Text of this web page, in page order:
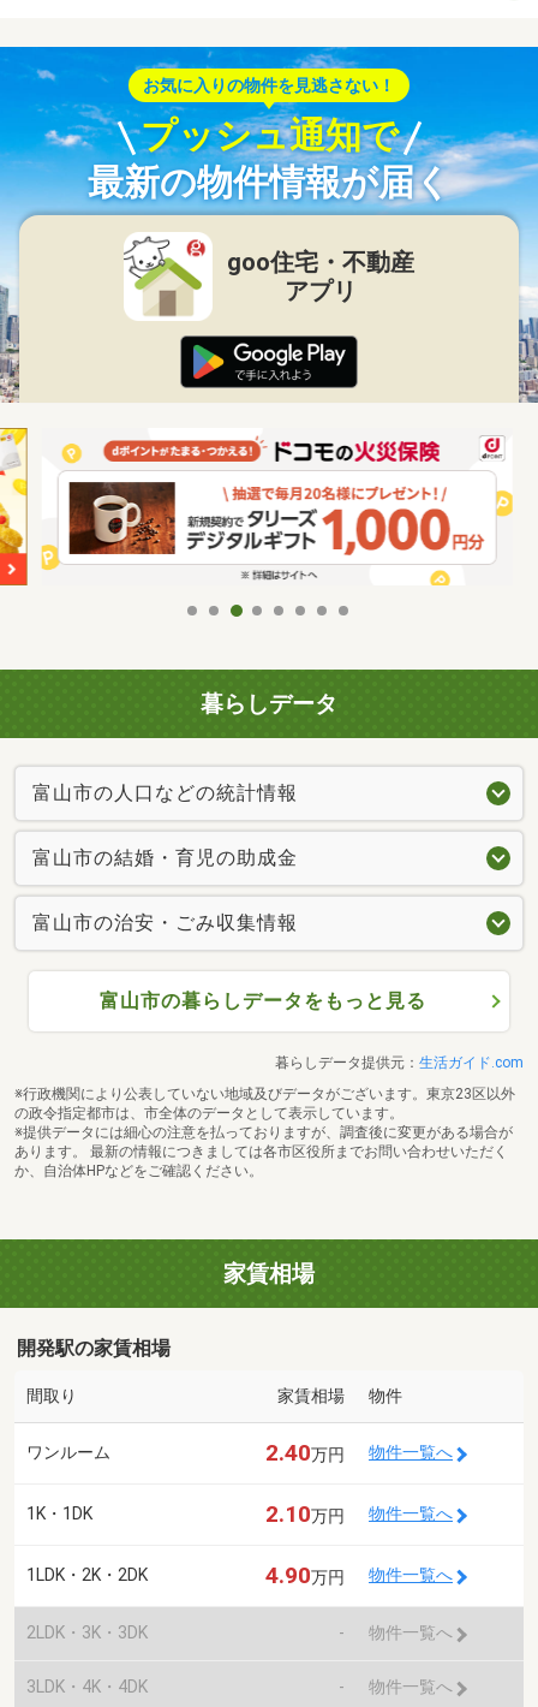
お気に入りの物件を見逃さない！
プッシュ通知で
最新の物件情報が届く
goo住宅・不動産
アプリ
暮らしデータ
富山市の人口などの統計情報
富山市の結婚・育児の助成金
富山市の治安・ごみ収集情報
富山市の暮らしデータをもっと見る
暮らしデータ提供元： 生活ガイド.com
※行政機関により公表していない地域及びデータがございます。東京23区以外
の政令指定都市は、市全体のデータとして表示しています。
※提供データには細心の注意を払っておりますが、調査後に変更がある場合が
あります。 最新の情報につきましては各市区役所までお問い合わせいただく
か、自治体HPなどをご確認ください。
家賃相場
開発駅の家賃相場
間取り 家賃相場 物件
ワンルーム 2.40万円 物件一覧へ
1K・1DK 2.10万円 物件一覧へ
1LDK・2K・2DK 4.90万円 物件一覧へ
2LDK・3K・3DK - 物件一覧へ
3LDK・4K・4DK - 物件一覧へ